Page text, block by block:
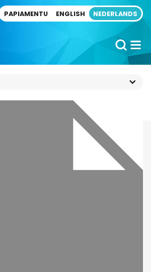
PAPIAMENTU ENGLISH NEDERLANDS